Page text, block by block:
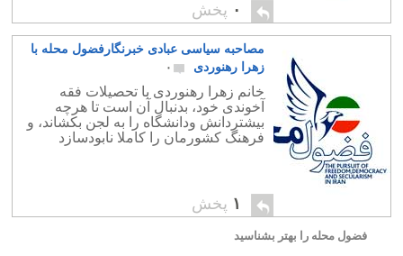
۰ پخش
مصاحبه سیاسی عبادی خبرنگارفضول محله با
زهرا رهنوردی
۰
خانم زهرا رهنوردی با تحصیلات فقه
آخوندی خود، بدنبال آن است تا هرچه
بیشتردانش ودانشگاه را به لجن بکشاند، و
فرهنگ کشورمان را کاملا نابودسازد
۱ پخش
فضول محله را بهتر بشناسید